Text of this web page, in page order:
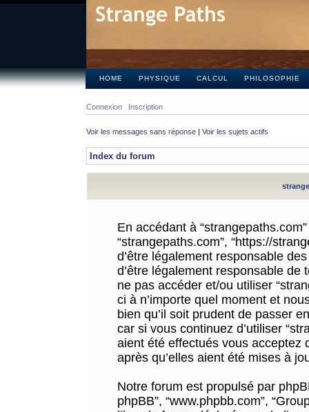
HOME PHYSIQUE CALCUL PHILOSOPHIE
Connexion Inscription
Voir les messages sans réponse | Voir les sujets actifs
Index du forum
En accédant à
“strangepaths.com”, “https://
d’être légalement responsable
d’être légalement responsable
ne pas accéder et/ou utiliser
ci à n’importe quel moment et
bien qu’il soit prudent de passer
car si vous continuez d’utiliser
aient été effectués vous acceptez
après qu’elles aient été mises à
Notre forum est propulsé par
phpBB”, “www.phpbb.com”,